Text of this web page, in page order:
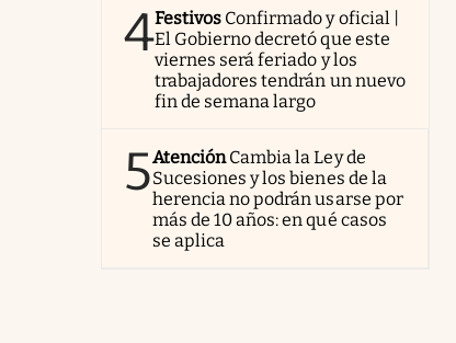
4Festivos Confirmado y oficial |
El Gobierno decretó que este
viernes será feriado y los
trabajadores tendrán un nuevo
fin de semana largo
5AtenciónCambia la Ley de
Sucesiones y los bienes de la
herencia no podrán usarse por
más de 10 años: en qué casos
se aplica